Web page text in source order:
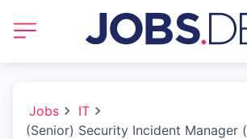
Jobs
IT
(Senior) Security Incident Manager